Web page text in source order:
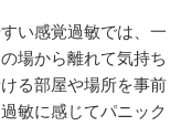
い感覚過敏では、一
場から離れて気持ち
る部屋や場所を事前
敏に感じてパニック